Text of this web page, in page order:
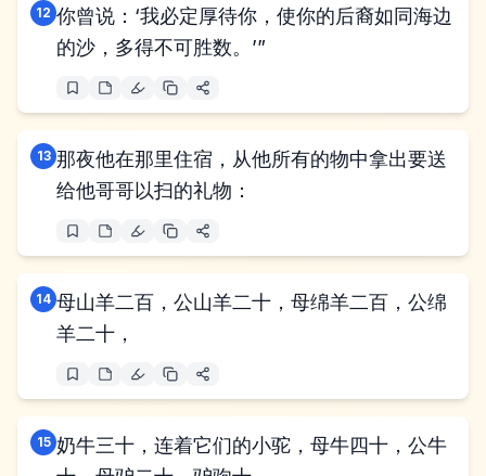
12 你曾说：‘我必定厚待你，使你的后裔如同海边
的沙，多得不可胜数。’”
13 那夜他在那里住宿，从他所有的物中拿出要送
给他哥哥以扫的礼物：
14 母山羊二百，公山羊二十，母绵羊二百，公绵
羊二十，
15 奶牛三十，连着它们的小驼，母牛四十，公牛